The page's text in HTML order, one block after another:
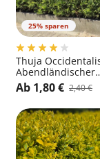
25% sparen
Thuja
Abendländischer
Lebensbaum -
occidentalis
Ab 1,80 € 2,40 €